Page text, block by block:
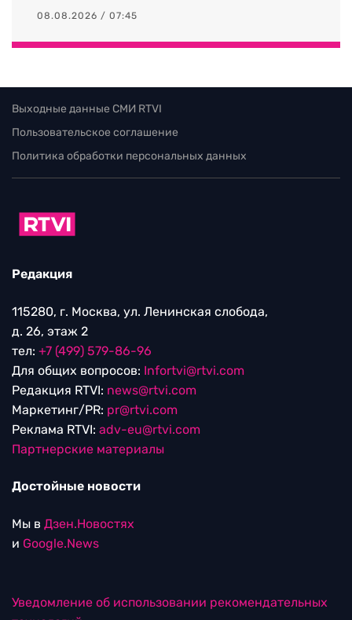
08.08.2026 / 07:45
Выходные данные СМИ RTVI
Пользовательское соглашение
Политика обработки персональных данных
Редакция
115280, г. Москва, ул. Ленинская слобода,
д. 26, этаж 2
тел: +7 (499) 579-86-96
Для общих вопросов: Infortvi@rtvi.com
Редакция RTVI: news@rtvi.com
Маркетинг/PR: pr@rtvi.com
Реклама RTVI: adv-eu@rtvi.com
Партнерские материалы
Достойные новости
Мы в Дзен.Новостях
и Google.News
Уведомление об использовании рекомендательных